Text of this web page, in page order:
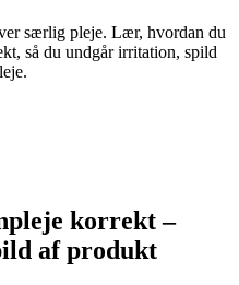
særlig pleje. Lær, hvordan du
så du undgår irritation, spild
korrekt –
af produkt